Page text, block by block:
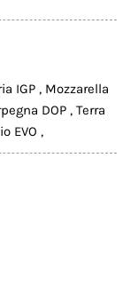
IGP , Mozzarella
DOP ,Terra
EVO ,